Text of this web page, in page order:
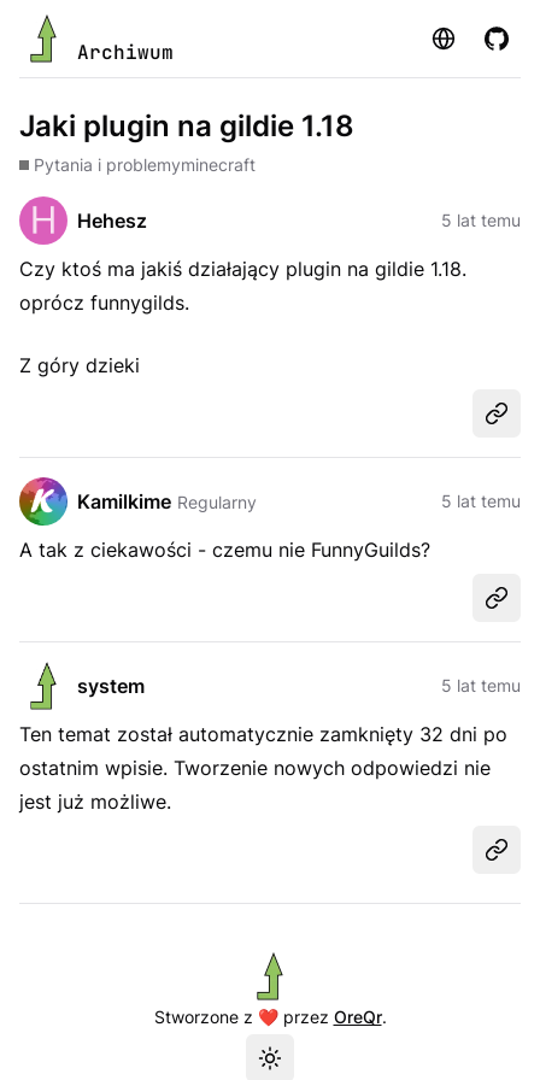
Archiwum Strona
Jaki plugin na gildie 1.18
Pytania i problemyminecraft
Hehesz 5 lat temu
Czy ktoś ma jakiś działający plugin na gildie 1.18.
oprócz funnygilds.
Z góry dzieki
Kamilkime Regularny 5 lat temu
A tak z ciekawości - czemu nie FunnyGuilds?
system 5 lat temu
Ten temat został automatycznie zamknięty 32 dni po
ostatnim wpisie. Tworzenie nowych odpowiedzi nie
jest już możliwe.
Stworzone z ❤️ przez OreQr.
Przełącz motyw